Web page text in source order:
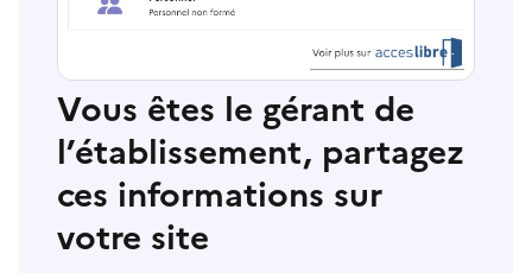
Vous êtes le gérant de
l’établissement, partagez
ces informations sur
votre site